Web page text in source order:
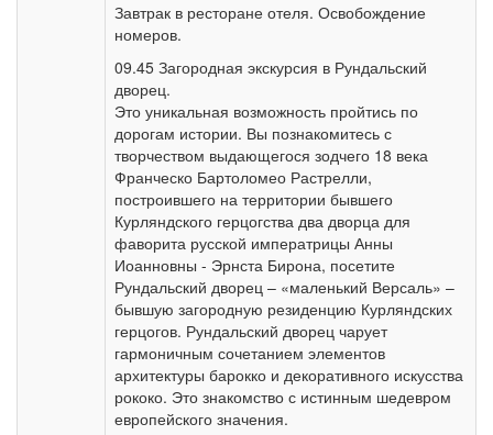
Завтрак в ресторане отеля. Освобождение
номеров.
09.45 Загородная экскурсия в Рундальский
дворец.
Это уникальная возможность пройтись по
дорогам истории. Вы познакомитесь с
творчеством выдающегося зодчего 18 века
Франческо Бартоломео Растрелли,
построившего на территории бывшего
Курляндского герцогства два дворца для
фаворита русской императрицы Анны
Иоанновны - Эрнста Бирона, посетите
Рундальский дворец – «маленький Версаль» –
бывшую загородную резиденцию Курляндских
герцогов. Рундальский дворец чарует
гармоничным сочетанием элементов
архитектуры барокко и декоративного искусства
рококо. Это знакомство с истинным шедевром
европейского значения.